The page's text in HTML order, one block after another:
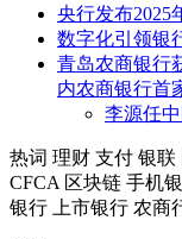
央行发布2025
数字化引领银
青岛农商银行
内农商银行首
李源任
热词 理财 支付 银联
CFCA 区块链 手机
银行
上市银行 农商